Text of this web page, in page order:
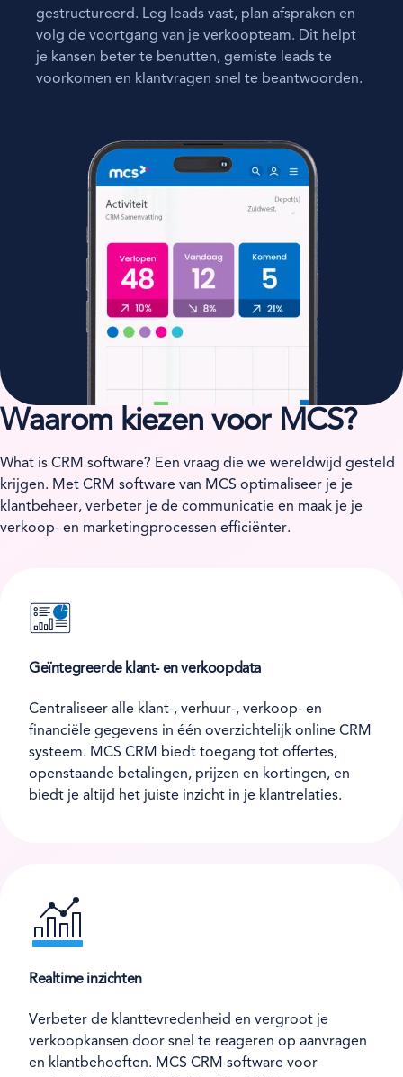
gestructureerd. Leg leads vast, plan afspraken en
volg de voortgang van je verkoopteam. Dit helpt
je kansen beter te benutten, gemiste leads te
voorkomen en klantvragen snel te beantwoorden.
Waarom kiezen voor MCS?
What is CRM software? Een vraag die we wereldwijd gesteld
krijgen. Met CRM software van MCS optimaliseer je je
klantbeheer, verbeter je de communicatie en maak je je
verkoop- en marketingprocessen efficiënter.
Geïntegreerde klant- en verkoopdata
Centraliseer alle klant-, verhuur-, verkoop- en
financiële gegevens in één overzichtelijk online CRM
systeem. MCS CRM biedt toegang tot offertes,
openstaande betalingen, prijzen en kortingen, en
biedt je altijd het juiste inzicht in je klantrelaties.
Realtime inzichten
Verbeter de klanttevredenheid en vergroot je
verkoopkansen door snel te reageren op aanvragen
en klantbehoeften. MCS CRM software voor